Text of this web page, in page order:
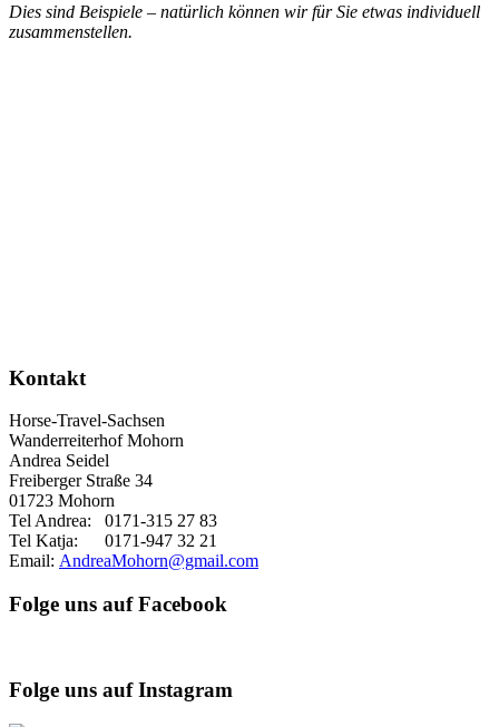
Dies sind Beispiele – natürlich können wir für Sie etwas individuell
zusammenstellen.
Kontakt
Horse-Travel-Sachsen
Wanderreiterhof Mohorn
Andrea Seidel
Freiberger Straße 34
01723 Mohorn
Tel Andrea: 0171-315 27 83
Tel Katja: 0171-947 32 21
Email: AndreaMohorn@gmail.com
Folge uns auf Facebook
Folge uns auf Instagram